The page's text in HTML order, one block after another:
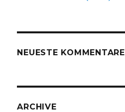
NEUESTE KOMMENTARE
ARCHIVE